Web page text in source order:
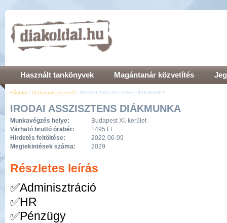
Használt tankönyvek Magántanár közvetítés
Főoldal / Diákmunka kereső / IRODAI ASSZISZTENS DIÁKMUNKA
IRODAI ASSZISZTENS DIÁKMUNKA
Munkavégzés helye:
Budapest XI. kerület
Várható bruttó órabér:
1495 Ft
Hirdetés feltöltése:
2022-06-09
Megtekintések száma:
2029
Részletes leírás
✅Adminisztráció
✅HR
✅Pénzügy